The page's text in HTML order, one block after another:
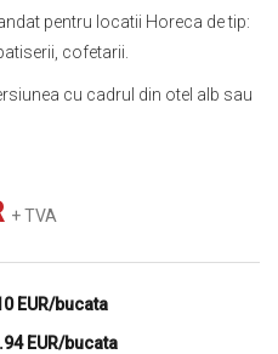
pentru locatii Horeca de tip:
cofetarii.
cu cadrul din otel alb sau
+ TVA
EUR/bucata
EUR/bucata